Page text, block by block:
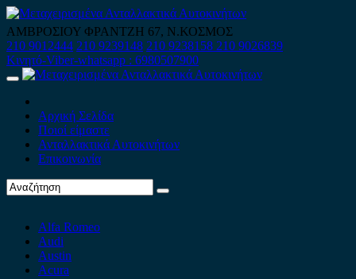
Skip
to
content
ΑΜΒΡΟΣΙΟΥ ΦΡΑΝΤΖΗ 67, Ν.ΚΟΣΜΟΣ
210 9012444 210 9239148 210 9238158 210 9026839
Κινητό-Viber-whatsapp : 6980507900
Primary
Αρχική Σελίδα
Ποιοί είμαστε
Ανταλλακτικά Αυτοκινήτων
Επικοινωνία
Alfa Romeo
Audi
Austin
Acura